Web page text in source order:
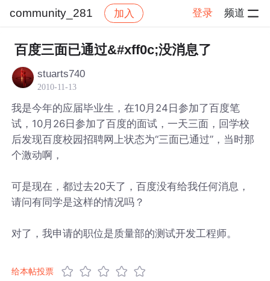
community_281 加入 登录 频道
社区 community_281 帖子详情
百度三面已通过&#xff0c;没消息了
stuarts740
2010-11-13
我是今年的应届毕业生，在10月24日参加了百度笔
试，10月26日参加了百度的面试，一天三面，回学校
后发现百度校园招聘网上状态为“三面已通过”，当时那
个激动啊，
可是现在，都过去20天了，百度没有给我任何消息，
请问有同学是这样的情况吗？
对了，我申请的职位是质量部的测试开发工程师。
给本帖投票